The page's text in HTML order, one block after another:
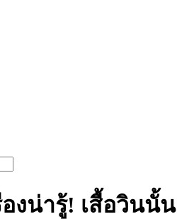
องน่ารู้! เสื้อวินนั้น